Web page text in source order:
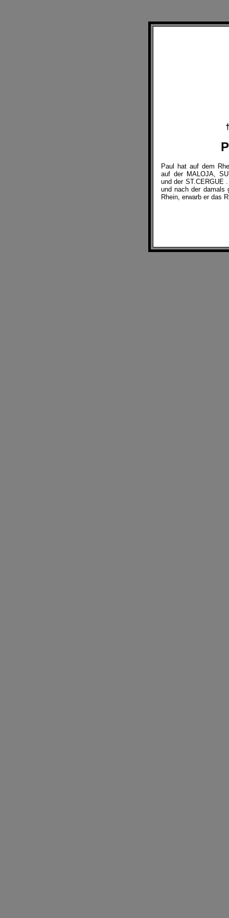
Paul hat auf dem
auf der MALOJA,
und der ST.CERGUE
und nach der damals
Rhein, erwarb er das